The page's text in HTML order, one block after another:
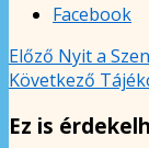
Facebook
Előző Nyit a
Következő
Ez is